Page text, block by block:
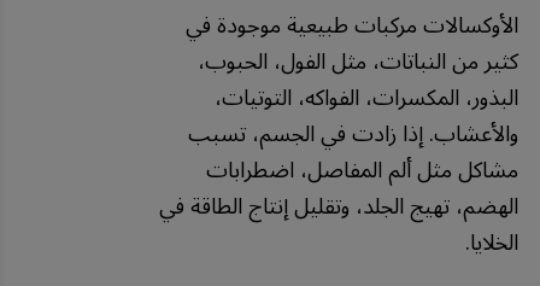
الأوكسالات مركبات طبيعية موجودة في
كثير من النباتات، مثل الفول، الحبوب،
البذور، المكسرات، الفواكه، التوتيات،
والأعشاب. إذا زادت في الجسم، تسبب
مشاكل مثل ألم المفاصل، اضطرابات
الهضم، تهيج الجلد، وتقليل إنتاج الطاقة في
الخلايا.